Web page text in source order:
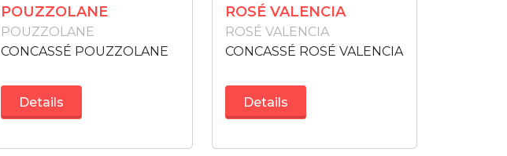
POUZZOLANE
POUZZOLANE
CONCASSÉ POUZZOLANE
Details
ROSÉ VALENCIA
ROSÉ VALENCIA
CONCASSÉ ROSÉ VALENCIA
Details